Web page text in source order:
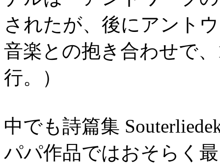
されたが、後にアント
音楽との抱き合わせで
行。）
中でも詩篇集
パパ作品ではおそらく